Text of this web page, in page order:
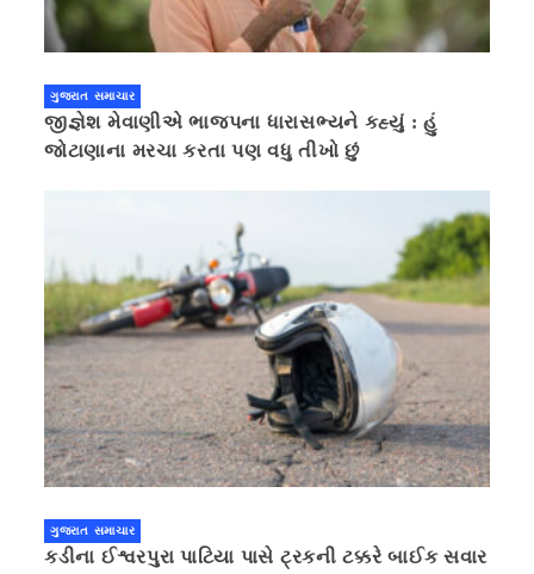
ગુજરાત સમાચાર
જીજ્ઞેશ મેવાણીએ ભાજપના ધારાસભ્યને કહ્યું : હું
જોટાણાના મરચા કરતા પણ વધુ તીખો છું
ગુજરાત સમાચાર
કડીના ઈશ્વરપુરા પાટિયા પાસે ટ્રકની ટક્કરે બાઈક સવાર